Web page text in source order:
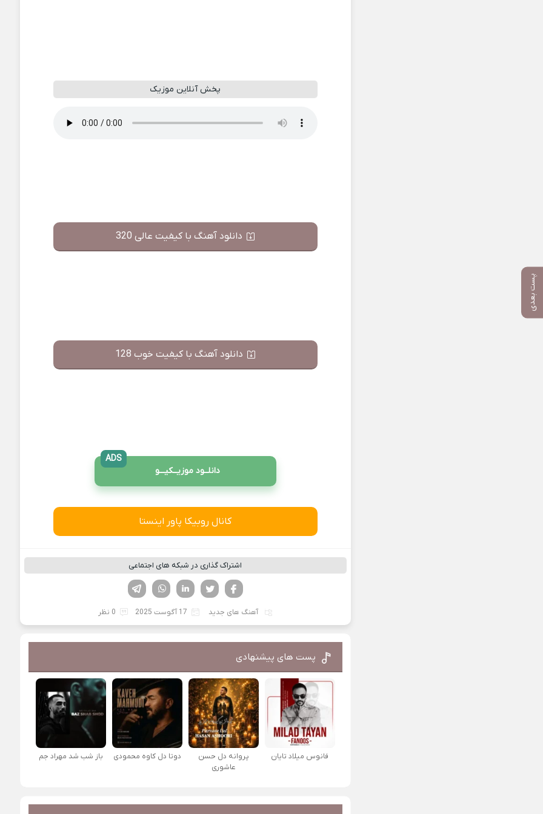
پست بعدی
پخش آنلاین موزیک
دانلود آهنگ با کیفیت عالی 320
دانلود آهنگ با کیفیت خوب 128
دانلــود موزیــکیـــو
ADS
کانال روبیکا پاور اینستا
اشتراک گذاری در شبکه های اجتماعی
لینکدین تویتر
فیسوک
آهنگ های جدید 17 آگوست 2025 0 نظر
پست های پیشنهادی
فانوس میلاد تایان
پروانه دل حسن
عاشوری
دوتا دل کاوه محمودی باز شب شد مهراد جم